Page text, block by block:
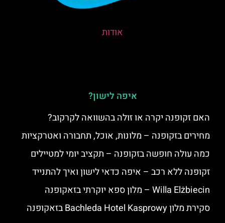
אודות
איפה לישון?
האם זקופנה יקרה או זולה בהשוואה לקרקוב?
מחירים בזקופנה – מלונות, אוכל, תחבורה ואטרקציות
כמה עולה חופשה בזקופנה – תקציב יומי למטיילים
זקופנה ללא רכב – איפה כדאי לישון ואיך להתנייד
Willa Elżbiecin – מלון ספא יוקרתי בזאקופנה
סקירת מלון Bachleda Hotel Kasprowy בזאקופנה